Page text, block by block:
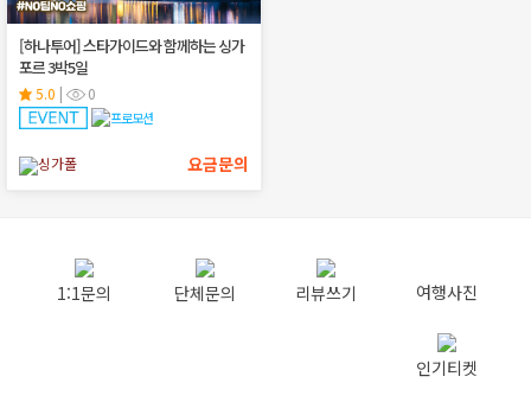
[하나투어] 스타가이드와 함께하는 싱가
포르 3박5일
5.0 | 0
싱가폴 요금문의
1:1문의 단체문의 리뷰쓰기 여행사진
인기티켓